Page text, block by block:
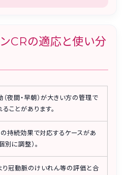
CRの適応と使い分
夜間・早朝）が大きい方の管理で
ことがあります。
持続効果で対応するケースがあ
別に調整）。
り冠動脈のけいれん等の評価と合